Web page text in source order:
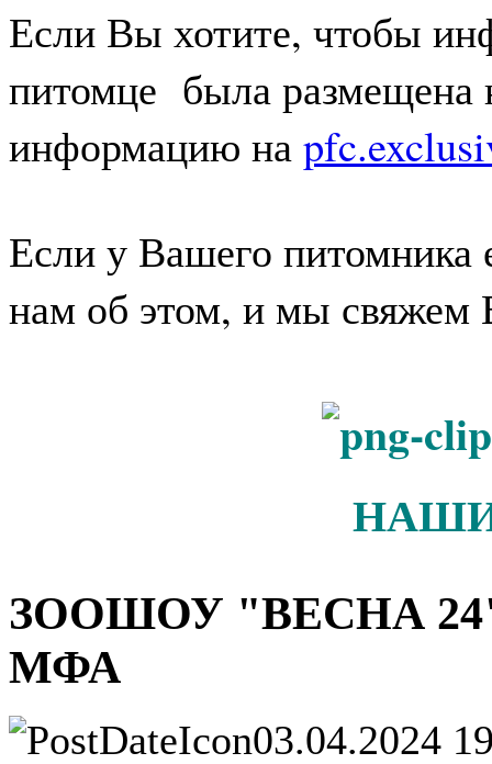
Если Вы хотите, чтобы
питомце была размещена
информацию на
Если у Вашего питомника
нам об этом, и мы свяжем
ЗООШОУ "ВЕСНА 24"
МФА
03.04.2024